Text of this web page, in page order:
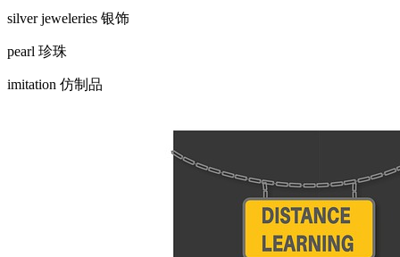
silver jeweleries 银饰
pearl 珍珠
imitation 仿制品